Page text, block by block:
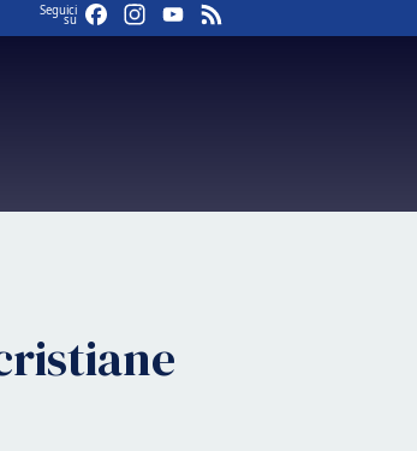
Seguici
su FacebookInstagram
YouTube